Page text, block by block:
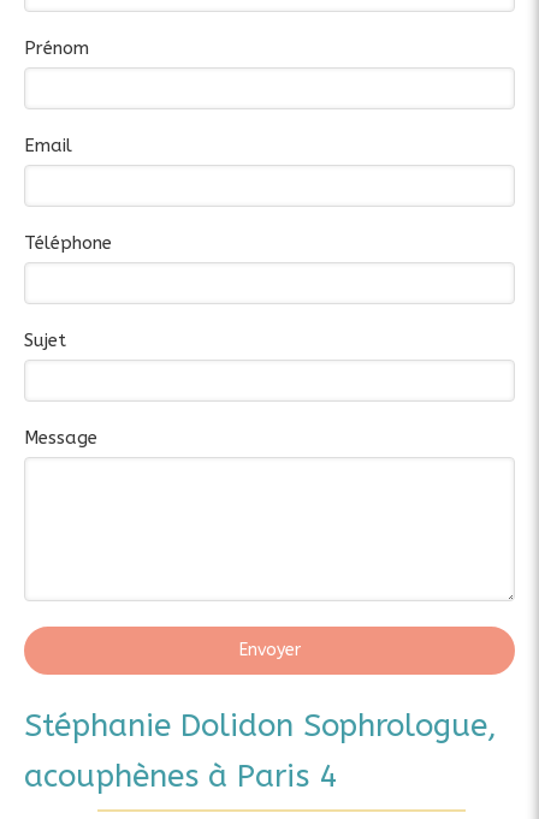
Prénom
Email
Téléphone
Sujet
Message
Envoyer
Stéphanie Dolidon Sophrologue,
acouphènes à Paris 4